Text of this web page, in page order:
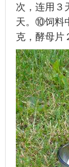
次，连用３
天。⑩饲料
克，酵母片